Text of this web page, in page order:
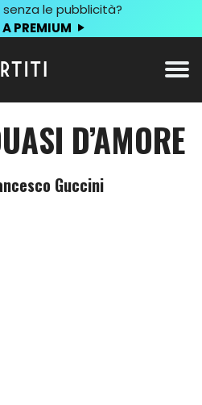
le pubblicità?
PREMIUM
D’AMORE
Guccini